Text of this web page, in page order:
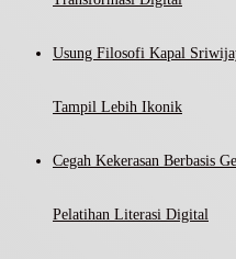
Usung Filosofi Kapal
Tampil Lebih Ikonik
Cegah Kekerasan Berbasis
Pelatihan Literasi Digital